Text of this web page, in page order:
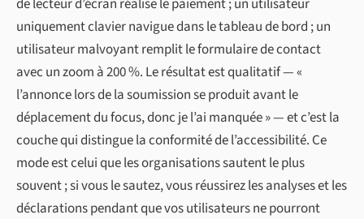
de lecteur d’écran réalise le paiement ; un utilisateur
uniquement clavier navigue dans le tableau de bord ; un
utilisateur malvoyant remplit le formulaire de contact
avec un zoom à 200 %. Le résultat est qualitatif — «
l’annonce lors de la soumission se produit avant le
déplacement du focus, donc je l’ai manquée » — et c’est la
couche qui distingue la conformité de l’accessibilité. Ce
mode est celui que les organisations sautent le plus
souvent ; si vous le sautez, vous réussirez les analyses et les
déclarations pendant que vos utilisateurs ne pourront